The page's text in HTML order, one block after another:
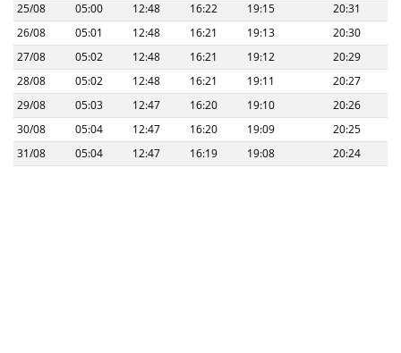
25/08
05:00 12:48 16:22 19:15
20:31
26/08
05:01 12:48 16:21 19:13
20:30
27/08
05:02 12:48 16:21 19:12
20:29
28/08
05:02 12:48 16:21 19:11
20:27
29/08
05:03 12:47 16:20 19:10
20:26
30/08
05:04 12:47 16:20 19:09
20:25
31/08
05:04 12:47 16:19 19:08 20:24